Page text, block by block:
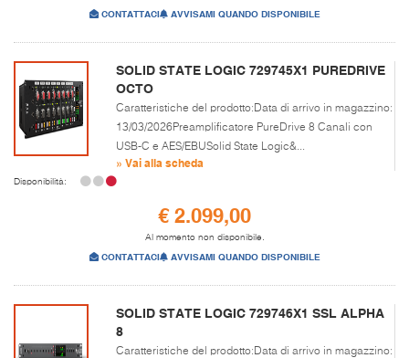
CONTATTACI AVVISAMI QUANDO DISPONIBILE
SOLID STATE LOGIC 729745X1 PUREDRIVE
OCTO
Caratteristiche del prodotto:Data di arrivo in magazzino:
13/03/2026Preamplificatore PureDrive 8 Canali con
USB-C e AES/EBUSolid State Logic&...
» Vai alla scheda
Disponibilità:
€ 2.099,00
Al momento non disponibile.
CONTATTACI AVVISAMI QUANDO DISPONIBILE
SOLID STATE LOGIC 729746X1 SSL ALPHA
8
Caratteristiche del prodotto:Data di arrivo in magazzino: